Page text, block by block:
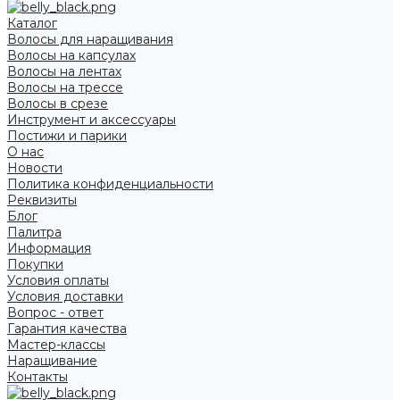
Каталог
Волосы для наращивания
Волосы на капсулах
Волосы на лентах
Волосы на трессе
Волосы в срезе
Инструмент и аксессуары
Постижи и парики
О нас
Новости
Политика конфиденциальности
Реквизиты
Блог
Палитра
Информация
Покупки
Условия оплаты
Условия доставки
Вопрос - ответ
Гарантия качества
Мастер-классы
Наращивание
Контакты